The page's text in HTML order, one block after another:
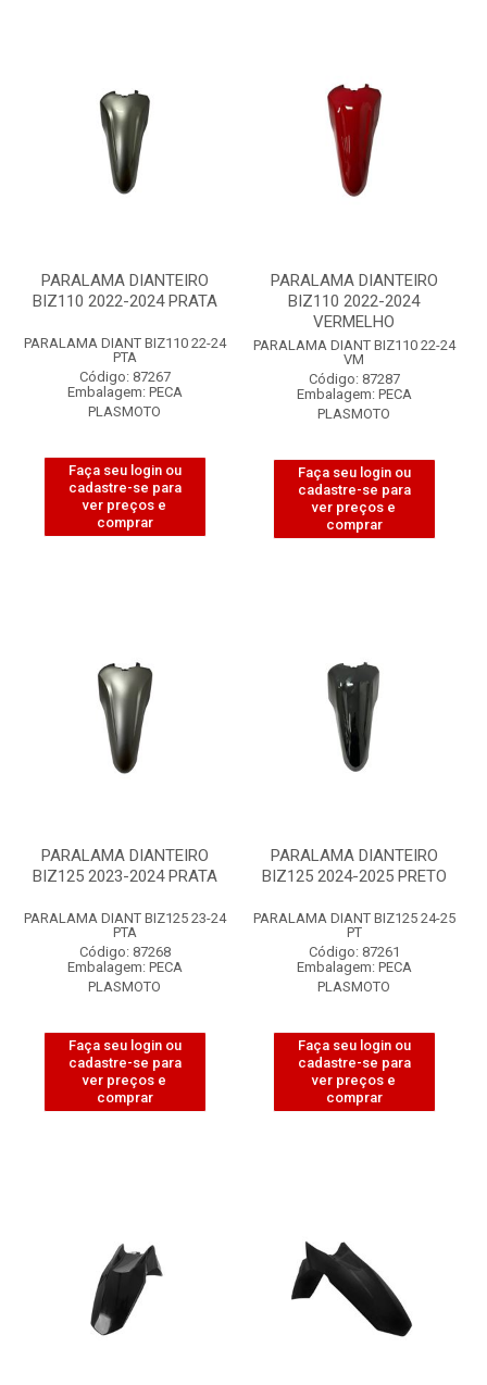
PARALAMA DIANTEIRO
BIZ110 2022-2024 PRATA
PARALAMA DIANT BIZ110 22-24
PTA
Código: 87267
Embalagem: PECA
PLASMOTO
Faça seu login ou
cadastre-se para
ver preços e
comprar
PARALAMA DIANTEIRO
BIZ110 2022-2024
VERMELHO
PARALAMA DIANT BIZ110 22-24
VM
Código: 87287
Embalagem: PECA
PLASMOTO
Faça seu login ou
cadastre-se para
ver preços e
comprar
PARALAMA DIANTEIRO
BIZ125 2023-2024 PRATA
PARALAMA DIANT BIZ125 23-24
PTA
Código: 87268
Embalagem: PECA
PLASMOTO
Faça seu login ou
cadastre-se para
ver preços e
comprar
PARALAMA DIANTEIRO
BIZ125 2024-2025 PRETO
PARALAMA DIANT BIZ125 24-25
PT
Código: 87261
Embalagem: PECA
PLASMOTO
Faça seu login ou
cadastre-se para
ver preços e
comprar